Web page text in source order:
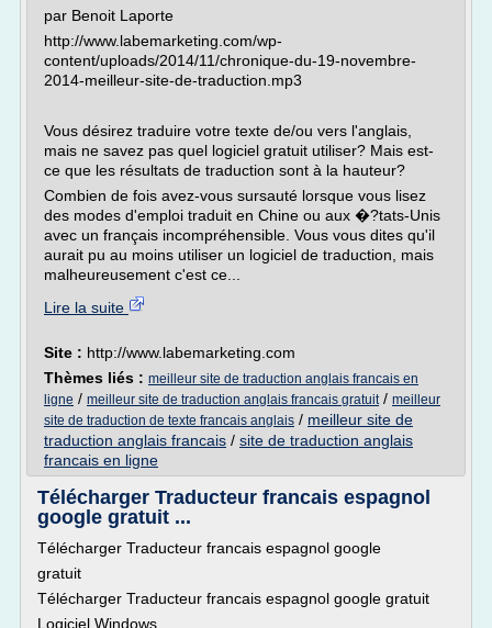
par Benoit Laporte
http://www.labemarketing.com/wp-
content/uploads/2014/11/chronique-du-19-novembre-
2014-meilleur-site-de-traduction.mp3
Vous désirez traduire votre texte de/ou vers l'anglais,
mais ne savez pas quel logiciel gratuit utiliser? Mais est-
ce que les résultats de traduction sont à la hauteur?
Combien de fois avez-vous sursauté lorsque vous lisez
des modes d'emploi traduit en Chine ou aux �?tats-Unis
avec un français incompréhensible. Vous vous dites qu'il
aurait pu au moins utiliser un logiciel de traduction, mais
malheureusement c'est ce...
Lire la suite
Site : http://www.labemarketing.com
Thèmes liés : meilleur site de traduction anglais francais en
ligne / meilleur site de traduction anglais francais gratuit/ meilleur
site de traduction de texte francais anglais / meilleur site de
traduction anglais francais / site de traduction anglais
francais en ligne
Télécharger Traducteur francais espagnol
google gratuit ...
Télécharger Traducteur francais espagnol google
gratuit
Télécharger Traducteur francais espagnol google gratuit
Logiciel Windows